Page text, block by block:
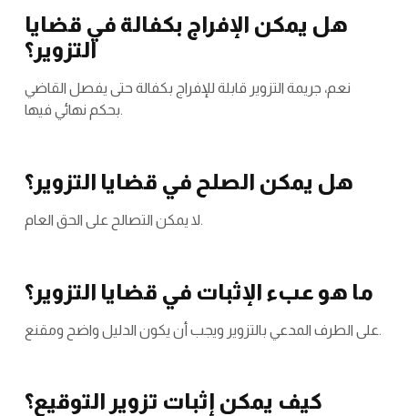
هل يمكن الإفراج بكفالة في قضايا
التزوير؟
نعم، جريمة التزوير قابلة للإفراج بكفالة حتى يفصل القاضي
بحكم نهائي فيها.
هل يمكن الصلح في قضايا التزوير؟
لا يمكن التصالح على الحق العام.
ما هو عبء الإثبات في قضايا التزوير؟
على الطرف المدعي بالتزوير ويجب أن يكون الدليل واضح ومقنع.
كيف يمكن إثبات تزوير التوقيع؟